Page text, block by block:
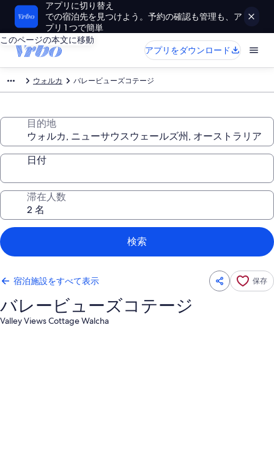
アプリに切り替え
での宿泊先を見つけよう。予約の確認も管理も、ア
プリ 1 つで簡単
このページの本文に移動
アプリをダウンロード
ウォルカ バレービューズコテージ
目的地
日付
滞在人数
検索
宿泊施設をすべて表示 保存
バレービューズコテージ
Valley Views Cottage Walcha